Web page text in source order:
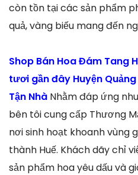
còn tồn tại các sản phẩm
quả, vàng biếu mang đến
Shop Bán Hoa Đám Tang
tươi gần đây Huyện
Tận Nhà Nhằm đáp ứng
bên tôi cung cấp Thương
nơi sinh hoạt khoanh vùng
thành Huế. Khách dãy chỉ
sản phẩm hoa yêu dấu và